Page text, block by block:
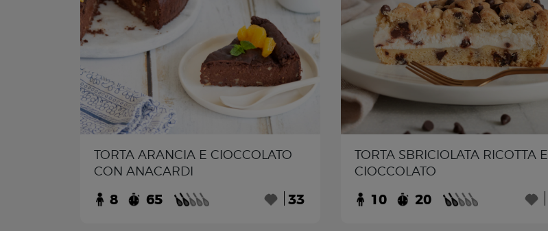
TORTA ARANCIA E CIOCCOLATO
CON ANACARDI
8 65 33
TORTA SBRICIOLATA RICOTTA E
CIOCCOLATO
10 20